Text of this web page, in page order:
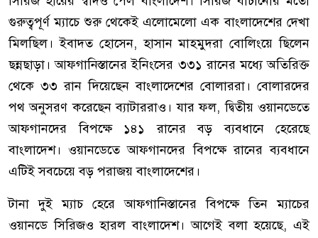
গুরুত্বপূর্ণ ম্যাচে শুরু থেকেই এলোমেলো এক বাংলাদেশের দেখা
মিলছিল। ইবাদত হোসেন, হাসান মাহমুদরা বোলিংয়ে ছিলেন
ছন্নছাড়া। আফগানিস্তানের ইনিংসের ৩৩১ রানের মধ্যে অতিরিক্ত
থেকে ৩৩ রান দিয়েছেন বাংলাদেশের বোলাররা। বোলারদের
পথ অনুসরণ করেছেন ব্যাটাররাও। যার ফল, দ্বিতীয় ওয়ানডেতে
আফগানদের বিপক্ষে ১৪১ রানের বড় ব্যবধানে হেরেছে
বাংলাদেশ। ওয়ানডেতে আফগানদের বিপক্ষে রানের ব্যবধানে
এটিই সবচেয়ে বড় পরাজয় বাংলাদেশের।
টানা দুই ম্যাচ হেরে আফগানিস্তানের বিপক্ষে তিন ম্যাচের
ওয়ানডে সিরিজও হারল বাংলাদেশ। আগেই বলা হয়েছে, এই